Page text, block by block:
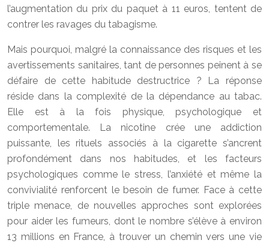
l’augmentation du prix du paquet à 11 euros, tentent de
contrer les ravages du tabagisme.
Mais pourquoi, malgré la connaissance des risques et les
avertissements sanitaires, tant de personnes peinent à se
défaire de cette habitude destructrice ? La réponse
réside dans la complexité de la dépendance au tabac.
Elle est à la fois physique, psychologique et
comportementale. La nicotine crée une addiction
puissante, les rituels associés à la cigarette s’ancrent
profondément dans nos habitudes, et les facteurs
psychologiques comme le stress, l’anxiété et même la
convivialité renforcent le besoin de fumer. Face à cette
triple menace, de nouvelles approches sont explorées
pour aider les fumeurs, dont le nombre s’élève à environ
13 millions en France, à trouver un chemin vers une vie